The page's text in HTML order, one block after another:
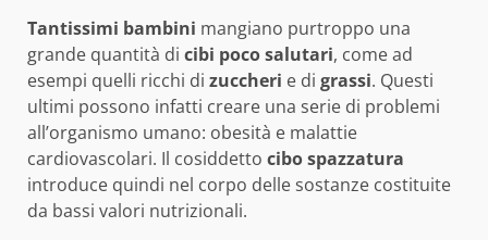
Tantissimi bambini mangiano purtroppo una
grande quantità di cibi poco salutari, come ad
esempi quelli ricchi di zuccheri e di grassi. Questi
ultimi possono infatti creare una serie di problemi
all’organismo umano: obesità e malattie
cardiovascolari. Il cosiddetto cibo spazzatura
introduce quindi nel corpo delle sostanze costituite
da bassi valori nutrizionali.